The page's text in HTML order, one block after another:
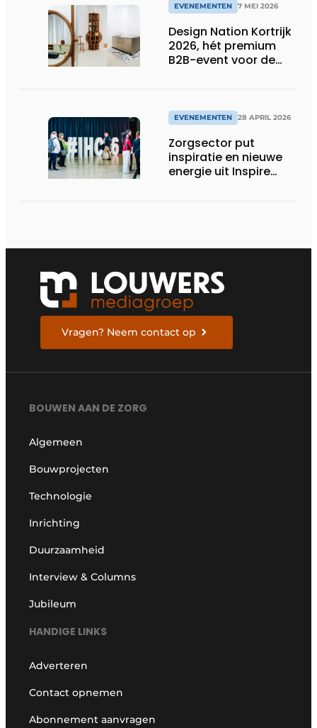
EVENEMENTEN 7 MEI 2026
Design Nation Kortrijk
2026, hét premium
B2B-event voor de
EVENEMENTEN 28 APRIL 2026
Zorgsector put
inspiratie en nieuwe
energie uit Inspire
Vragen? Neem contact op
BOUWEN AAN DE ZORG
Algemeen
Bouwprojecten
Technologie
Inrichting
Duurzaamheid
Interview & Columns
Jubileum
HANDIGE LINKS
Adverteren
Contact opnemen
Abonnement aanvragen